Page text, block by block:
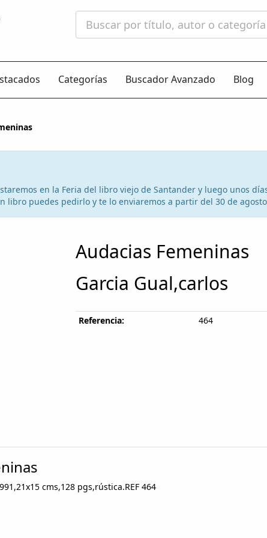
Categorías Buscador Avanzado Blog
en la Feria del libro viejo de Santander y luego unos
libro puedes pedirlo y te lo enviaremos a partir del 30 de
Audacias Femeninas
Garcia Gual,carlos
Referencia: 464
cms,128 pgs,rústica.REF 464